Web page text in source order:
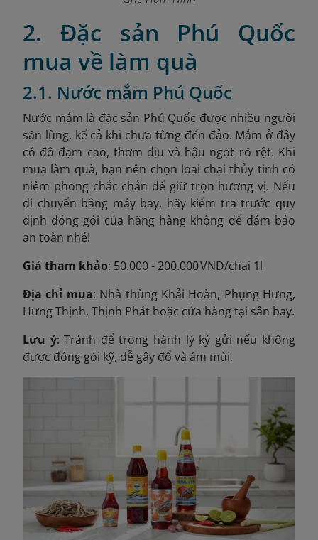
2. Đặc sản Phú Quốc
mua về làm quà
2.1. Nước mắm Phú Quốc
Nước mắm là đặc sản Phú Quốc được nhiều người
săn lùng, kể cả khi chưa từng đến đảo. Mắm ở đây
có độ đạm cao, thơm dịu và hậu ngọt rõ rệt. Khi
mua làm quà, bạn nên chọn loại chai thủy tinh có
niêm phong chắc chắn để giữ trọn hương vị. Nếu
di chuyển bằng máy bay, hãy kiểm tra trước quy
định đóng gói của hãng hàng không để đảm bảo
an toàn nhé!
Giá tham khảo: 50.000 - 200.000 VND/chai 1l
Địa chỉ mua: Nhà thùng Khải Hoàn, Phụng Hưng,
Hưng Thịnh, Thịnh Phát hoặc cửa hàng tại sân bay.
Lưu ý: Tránh để trong hành lý ký gửi nếu không
được đóng gói kỹ, dễ gây đổ và ám mùi.